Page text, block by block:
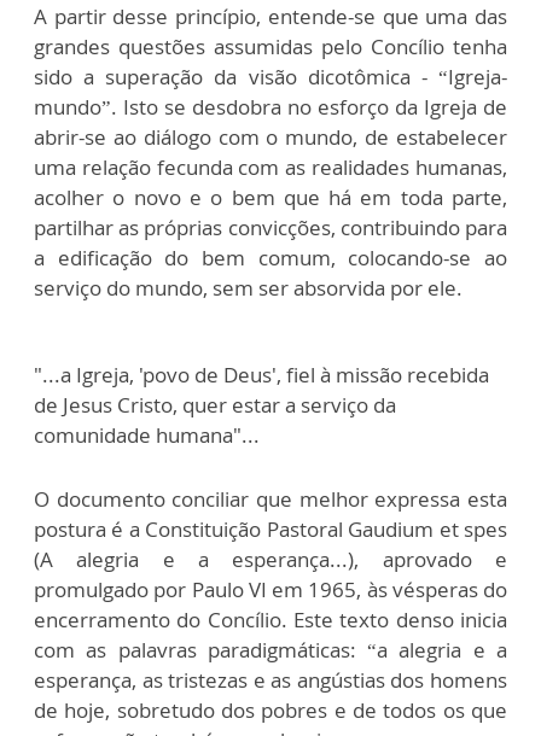
A partir desse princípio, entende-se que uma das
grandes questões assumidas pelo Concílio tenha
sido a superação da visão dicotômica - “Igreja-
mundo”. Isto se desdobra no esforço da Igreja de
abrir-se ao diálogo com o mundo, de estabelecer
uma relação fecunda com as realidades humanas,
acolher o novo e o bem que há em toda parte,
partilhar as próprias convicções, contribuindo para
a edificação do bem comum, colocando-se ao
serviço do mundo, sem ser absorvida por ele.
"...a Igreja, 'povo de Deus', fiel à missão recebida
de Jesus Cristo, quer estar a serviço da
comunidade humana"...
O documento conciliar que melhor expressa esta
postura é a Constituição Pastoral Gaudium et spes
(A alegria e a esperança...), aprovado e
promulgado por Paulo VI em 1965, às vésperas do
encerramento do Concílio. Este texto denso inicia
com as palavras paradigmáticas: “a alegria e a
esperança, as tristezas e as angústias dos homens
de hoje, sobretudo dos pobres e de todos os que